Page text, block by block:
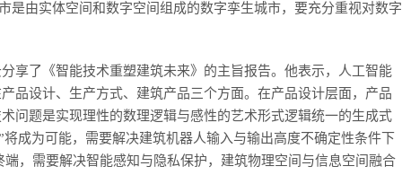
是由实体空间和数字空间组成的数字孪生城市，要充分重视对数字
享了《智能技术重塑建筑未来》的主旨报告。他表示，人工智能
品设计、生产方式、建筑产品三个方面。在产品设计层面，产品
问题是实现理性的数理逻辑与感性的艺术形式逻辑统一的生成式
成为可能，需要解决建筑机器人输入与输出高度不确定性条件下
，需要解决智能感知与隐私保护，建筑物理空间与信息空间融合